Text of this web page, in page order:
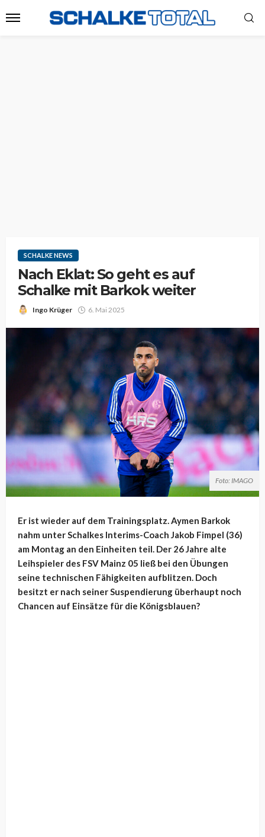
SCHALKE NEWS
Nach Eklat: So geht es auf
Schalke mit Barkok weiter
Ingo Krüger 6. Mai 2025
Foto: IMAGO
Er ist wieder auf dem Trainingsplatz. Aymen Barkok
nahm unter Schalkes Interims-Coach Jakob Fimpel (36)
am Montag an den Einheiten teil. Der 26 Jahre alte
Leihspieler des FSV Mainz 05 ließ bei den Übungen
seine technischen Fähigkeiten aufblitzen. Doch
besitzt er nach seiner Suspendierung überhaupt noch
Chancen auf Einsätze für die Königsblauen?